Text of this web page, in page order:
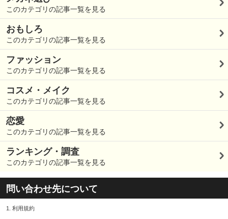
このカテゴリの記事一覧を見る
おもしろ
このカテゴリの記事一覧を見る
ファッション
このカテゴリの記事一覧を見る
コスメ・メイク
このカテゴリの記事一覧を見る
恋愛
このカテゴリの記事一覧を見る
ランキング・調査
このカテゴリの記事一覧を見る
問い合わせ先について
1. 利用規約